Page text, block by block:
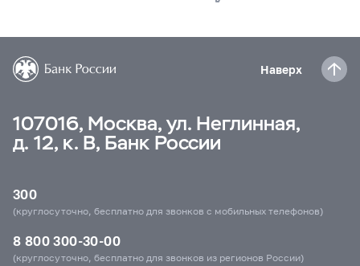
Наверх
107016, Москва, ул. Неглинная,
д. 12, к. В, Банк России
300
(круглосуточно, бесплатно для звонков с мобильных телефонов)
8 800 300-30-00
(круглосуточно, бесплатно для звонков из регионов России)